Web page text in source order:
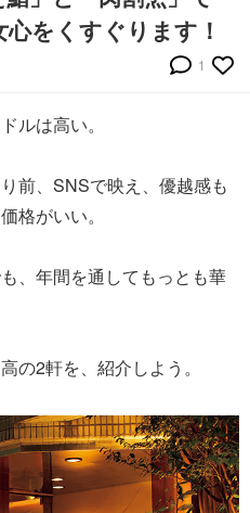
をくすぐります！
1
ルは高い。
前、SNSで映え、優越感も
格がいい。
、年間を通してもっとも華
の2軒を、紹介しよう。